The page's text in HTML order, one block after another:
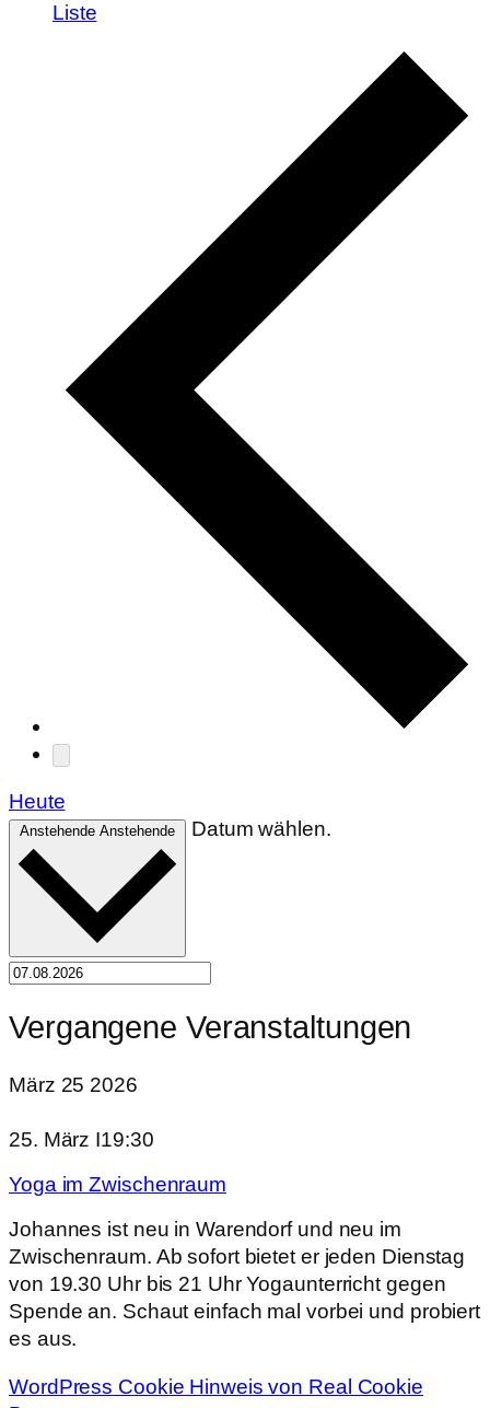
Liste
Heute
Anstehende Anstehende Datum wählen.
Vergangene Veranstaltungen
März 25 2026
25. März I19:30
Yoga im Zwischenraum
Johannes ist neu in Warendorf und neu im
Zwischenraum. Ab sofort bietet er jeden Dienstag
von 19.30 Uhr bis 21 Uhr Yogaunterricht gegen
Spende an. Schaut einfach mal vorbei und probiert
es aus.
WordPress Cookie Hinweis von Real Cookie